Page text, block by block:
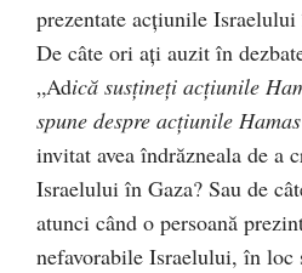
prezentate acțiunile Israelului
De câte ori ați auzit în
„Adică susțineți acțiunile
spune despre acțiunile
invitat avea îndrăzneala de a
Israelului în Gaza? Sau de
atunci când o persoană
nefavorabile Israelului, în loc